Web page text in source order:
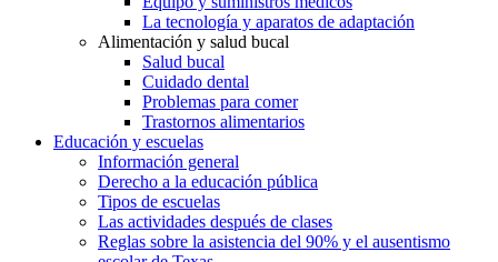
La tecnología y aparatos de adaptación
Alimentación y salud bucal
Salud bucal
Cuidado dental
Problemas para comer
Trastornos alimentarios
Educación y escuelas
Información general
Derecho a la educación pública
Tipos de escuelas
Las actividades después de clases
Reglas sobre la asistencia del 90% y el ausentismo